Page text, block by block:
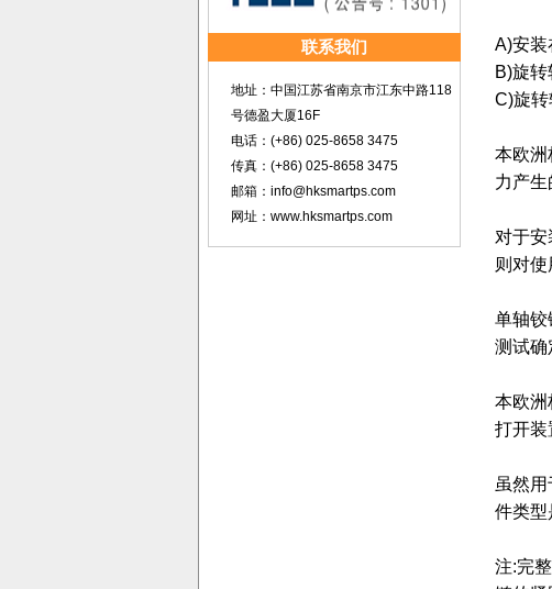
联系我们
地址：中国江苏省南京市江东中路118
号德盈大厦16F
电话：(+86) 025-8658 3475
传真：(+86) 025-8658 3475
邮箱：info@hksmartps.com
网址：www.hksmartps.com
A)安装
B)旋
C)旋转
本欧洲
力产生
对于
则对使
单轴铰
测试确
本欧洲
打开装
虽然
件类型
注:完